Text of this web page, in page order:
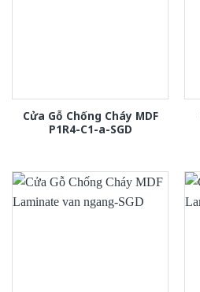
Cửa Gỗ Chống Cháy MDF
P1R4-C1-a-SGD